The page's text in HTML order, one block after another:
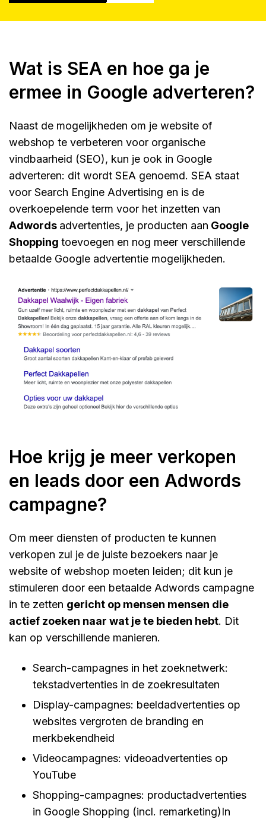
Wat is SEA en hoe ga je
ermee in Google adverteren?
Naast de mogelijkheden om je website of
webshop te verbeteren voor organische
vindbaarheid (SEO), kun je ook in Google
adverteren: dit wordt SEA genoemd. SEA staat
voor Search Engine Advertising en is de
overkoepelende term voor het inzetten van
Adwords advertenties, je producten aan Google
Shopping toevoegen en nog meer verschillende
betaalde Google advertentie mogelijkheden.
Hoe krijg je meer verkopen
en leads door een Adwords
campagne?
Om meer diensten of producten te kunnen
verkopen zul je de juiste bezoekers naar je
website of webshop moeten leiden; dit kun je
stimuleren door een betaalde Adwords campagne
in te zetten gericht op mensen mensen die
actief zoeken naar wat je te bieden hebt. Dit
kan op verschillende manieren.
Search-campagnes in het zoeknetwerk:
tekstadvertenties in de zoekresultaten
Display-campagnes: beeldadvertenties op
websites vergroten de branding en
merkbekendheid
Videocampagnes: videoadvertenties op
YouTube
Shopping-campagnes: productadvertenties
in Google Shopping (incl. remarketing)In